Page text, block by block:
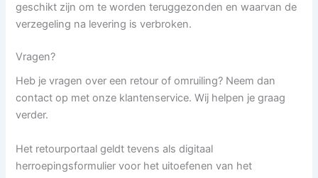
geschikt zijn om te worden teruggezonden en waarvan de
verzegeling na levering is verbroken.
Vragen?
Heb je vragen over een retour of omruiling? Neem dan
contact op met onze klantenservice. Wij helpen je graag
verder.
Het retourportaal geldt tevens als digitaal
herroepingsformulier voor het uitoefenen van het